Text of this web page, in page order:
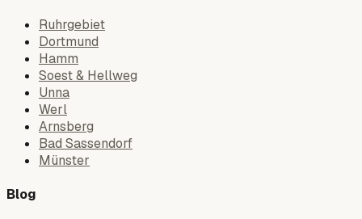
Ruhrgebiet
Dortmund
Hamm
Soest & Hellweg
Unna
Werl
Arnsberg
Bad Sassendorf
Münster
Blog